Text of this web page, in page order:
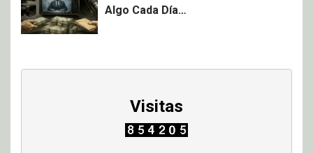
Algo Cada Día…
Visitas